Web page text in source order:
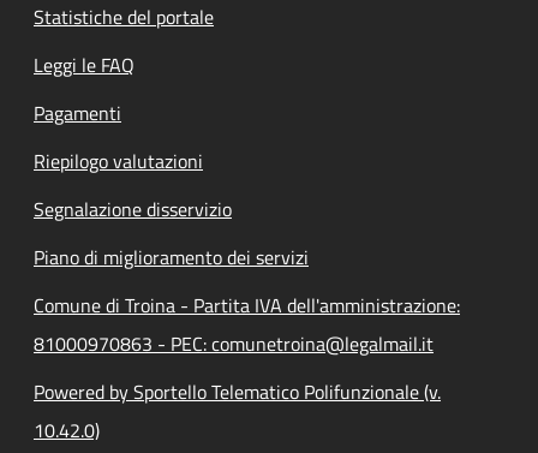
Statistiche del portale
Leggi le FAQ
Pagamenti
Riepilogo valutazioni
Segnalazione disservizio
Piano di miglioramento dei servizi
Comune di Troina - Partita IVA dell'amministrazione:
81000970863 - PEC: comunetroina@legalmail.it
Powered by Sportello Telematico Polifunzionale (v.
10.42.0)